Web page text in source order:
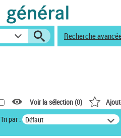
Recherche
Voir la sélection (0)
Tri par : Défaut